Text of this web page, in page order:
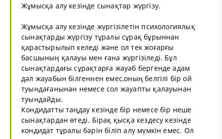
Жұмысқа алу кезінде сынақтар жүргізу.
Жұмысқа алу кезінде жүргізілетін психологиялық
сынақтарды жүргізу тұралы сұрақ бұрыннан
қарастырылып келеді және ол тек жоғарғы
басшының қалауы мен ғана жүргізіледі. Бұл
сынақтардағы сұрақтарға жауаб бергенде адам
дәл жауабын білгеннен емес,оның белгілі бір ой
туындағанынан немесе сол жауапты қалауынан
туындайды.
Кондидатты таңдау кезінде бір немесе бір неше
сынақтардан өтеді. Бірақ қысқа кездесу кезінде
кондидат тұралы бәрін біліп алу мүмкін емес. Ол